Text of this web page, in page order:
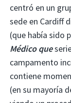
centró en un
sede en Cardiff
(que había sido
Médico que
campamento
contiene
(en su mayoría